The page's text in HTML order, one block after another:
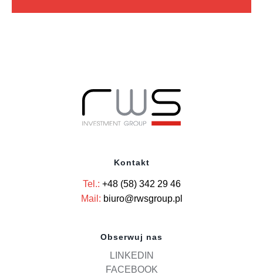
Kontakt
Tel.: +48 (58) 342 29 46
Mail: biuro@rwsgroup.pl
Obserwuj nas
LINKEDIN
FACEBOOK